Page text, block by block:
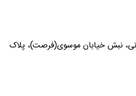
نبش خیابان موسوی(فرصت)، پلاک